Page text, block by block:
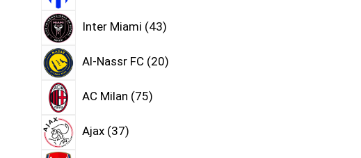
Inter Miami 43
Al-Nassr FC 20
AC Milan 75
Ajax 37